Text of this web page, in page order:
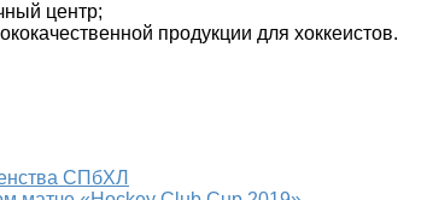
центр;
продукции для хоккеистов.
СПбХЛ